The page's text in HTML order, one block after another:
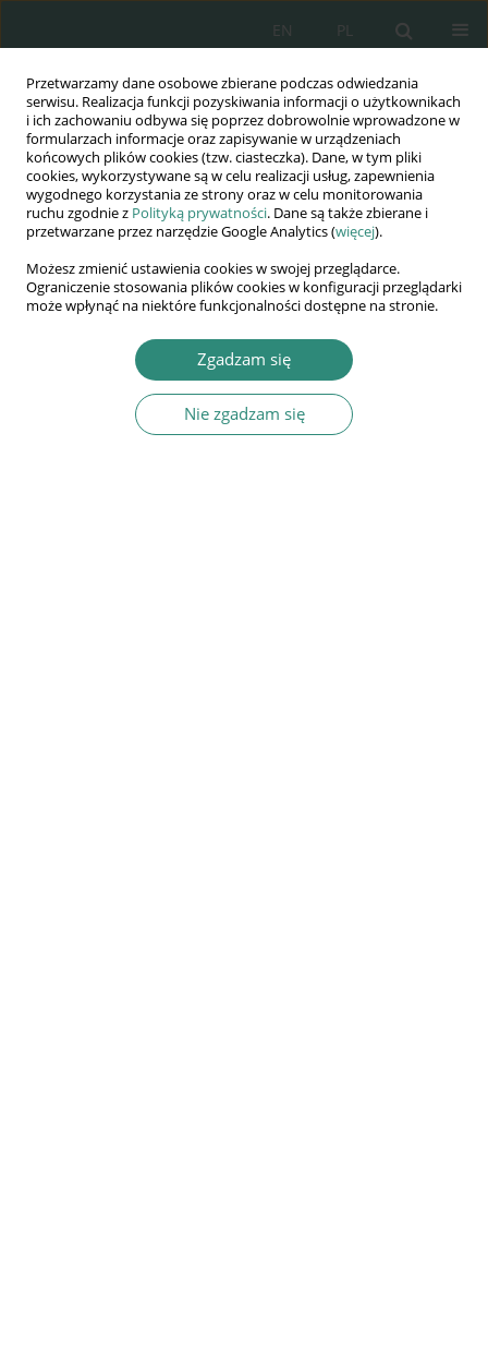
Przetwarzamy dane osobowe zbierane podczas odwiedzania
serwisu. Realizacja funkcji pozyskiwania informacji o użytkownikach
i ich zachowaniu odbywa się poprzez dobrowolnie wprowadzone w
formularzach informacje oraz zapisywanie w urządzeniach
końcowych plików cookies (tzw. ciasteczka). Dane, w tym pliki
cookies, wykorzystywane są w celu realizacji usług, zapewnienia
wygodnego korzystania ze strony oraz w celu monitorowania
ruchu zgodnie z Polityką prywatności. Dane są także zbierane i
przetwarzane przez narzędzie Google Analytics (więcej).
Możesz zmienić ustawienia cookies w swojej przeglądarce.
Ograniczenie stosowania plików cookies w konfiguracji przeglądarki
może wpłynąć na niektóre funkcjonalności dostępne na stronie.
Zgadzam się
Nie zgadzam się
PL
EN
Wydawnictwo
AWSGE
Akademia Nauk Stosowanych
WSGE
im. Alcide De Gasperi
Dorota Jegorow
Postępująca dywergencja wewnętrzna Polski –